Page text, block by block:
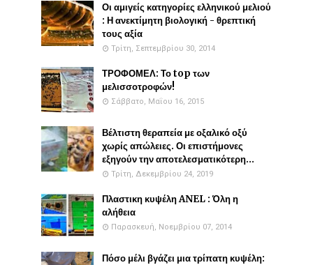
Οι αμιγείς κατηγορίες ελληνικού μελιού
: Η ανεκτίμητη βιολογική - θρεπτική
τους αξία
Τρίτη, Σεπτεμβρίου 30, 2014
ΤΡΟΦΟΜΕΛ: Το top των
μελισσοτροφών!
Σάββατο, Μαΐου 16, 2015
Βέλτιστη θεραπεία με οξαλικό οξύ
χωρίς απώλειες. Οι επιστήμονες
εξηγούν την αποτελεσματικότερη...
Τρίτη, Δεκεμβρίου 24, 2019
Πλαστικη κυψέλη ANEL : Όλη η
αλήθεια
Παρασκευή, Νοεμβρίου 07, 2014
Πόσο μέλι βγάζει μια τρίπατη κυψέλη: